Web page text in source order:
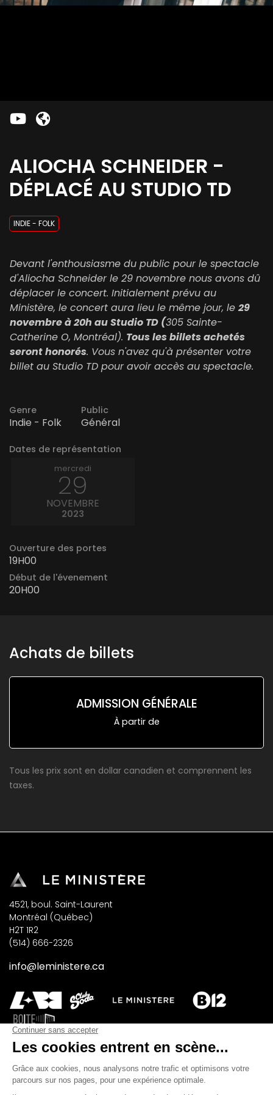
ALIOCHA SCHNEIDER -
DÉPLACÉ AU STUDIO TD
INDIE - FOLK
Devant l'enthousiasme du public pour le spectacle
d'Aliocha Schneider le 29 novembre nous avons dû
déplacer le concert. Initialement prévu au
Ministère, le concert aura lieu le même jour, le 29
novembre à 20h au Studio TD (305 Sainte-
Catherine O, Montréal). Tous les billets achetés
seront honorés. Vous n'avez qu'à présenter votre
billet au Studio TD pour avoir accès au spectacle.
Genre
Indie - Folk
Public
Général
Dates de représentation
mercredi
29
NOVEMBRE
2023
Ouverture des portes
19H00
Début de l'évenement
20H00
Achats de billets
ADMISSION GÉNÉRALE
À partir de
Tous les prix sont en dollar canadien et comprennent les
taxes.
4521, boul. Saint-Laurent
Montréal (Québec)
H2T 1R2
(514) 666-2326
info@leministere.ca